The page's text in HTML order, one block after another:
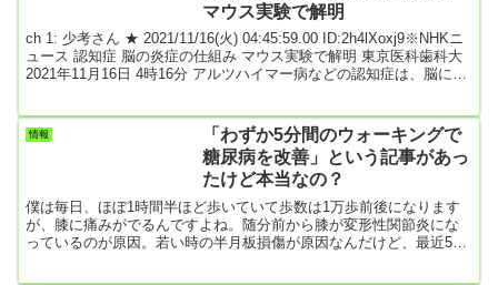
マウス実験で解明
ch 1: 少考さん ★ 2021/11/16(火) 04:45:59.00 ID:2h4lXoxj9※NHKニ
ュース 認知症 脳の炎症の仕組み マウス実験で解明 東京医科歯科大
2021年11月16日 4時16分 アルツハイマー病などの認知症は、脳にた
したと、東京医科歯科大学の研究グループが発表しました。将来、
治療につながることが期待されるとしています。 アルツハイマー病
情報
「わずか5分間のウォーキングで
糖尿病を改善」という記事があっ
たけど本当なの？
僕は毎日、ほぼ1時間半ほど歩いていて歩数は1万歩前後になります
が、膝に痛みがでるんですよね。随分前から膝が変形性関節炎にな
っているのが原因。若い時の半月板損傷が原因なんだけど、最近5千